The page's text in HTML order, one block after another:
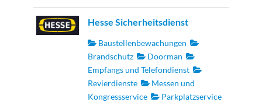
Hesse Sicherheitsdienst
Baustellenbewachungen
Brandschutz
Doorman
Empfangs und Telefondienst
Revierdienste
Messen und
Kongressservice
Parkplatzservice